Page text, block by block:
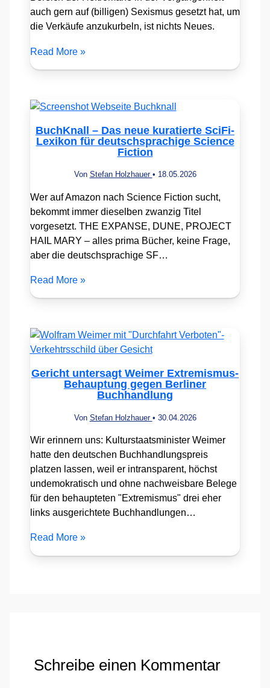
auch gern auf (billigen) Sexismus gesetzt hat, um
die Verkäufe anzukurbeln, ist nichts Neues.
Read More »
BuchKnall – Das neue kuratierte SciFi-
Lexikon für deutschsprachige Science
Fiction
Von Stefan Holzhauer • 18.05.2026
Wer auf Amazon nach Science Fiction sucht,
bekommt immer dieselben zwanzig Titel
vorgesetzt. THE EXPANSE, DUNE, PROJECT
HAIL MARY – alles prima Bücher, keine Frage,
aber die deutschsprachige SF…
Read More »
Gericht untersagt Weimer Extremismus-
Behauptung gegen Berliner
Buchhandlung
Von Stefan Holzhauer • 30.04.2026
Wir erinnern uns: Kulturstaatsminister Weimer
hatte den deutschen Buchhandlungspreis
platzen lassen, weil er intransparent, höchst
undemokratisch und ohne nachweisbare Belege
für den behaupteten "Extremismus" drei eher
links ausgerichtete Buchhandlungen…
Read More »
Schreibe einen Kommentar